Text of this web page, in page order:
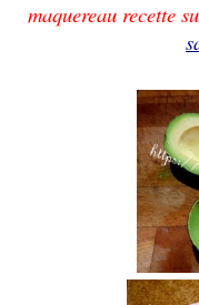
maquereau recette